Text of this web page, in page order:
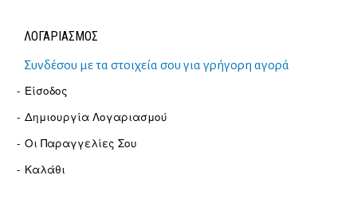
ΛΟΓΑΡΙΑΣΜΟΣ
Συνδέσου με τα στοιχεία σου για γρήγορη αγορά
Είσοδος
Δημιουργία Λογαριασμού
Οι Παραγγελίες Σου
Καλάθι